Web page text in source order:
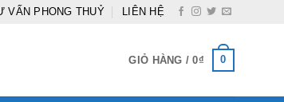
VẤN PHONG THUỶ LIÊN HỆ
GIỎ HÀNG /0₫ 0